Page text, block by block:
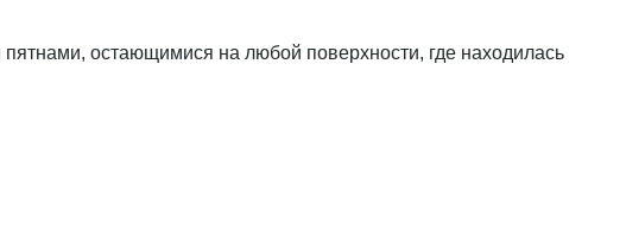
остающимися на любой поверхности, где находилась